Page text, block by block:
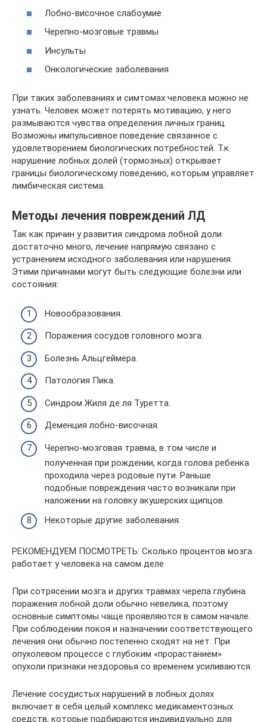
Лобно-височное слабоумие
Черепно-мозговые травмы
Инсульты
Онкологические заболевания
При таких заболеваниях и симтомах человека можно не
узнать. Человек может потерять мотивацию, у него
размываются чувства определения личных границ.
Возможны импульсивное поведение связанное с
удовлетворением биологических потребностей. Т.к.
нарушение лобных долей (тормозных) открывает
границы биологическому поведению, которым управляет
лимбическая система.
Методы лечения повреждений ЛД
Так как причин у развития синдрома лобной доли
достаточно много, лечение напрямую связано с
устранением исходного заболевания или нарушения.
Этими причинами могут быть следующие болезни или
состояния:
Новообразования.
Поражения сосудов головного мозга.
Болезнь Альцгеймера.
Патология Пика.
Синдром Жиля де ля Туретта.
Деменция лобно-височная.
Черепно-мозговая травма, в том числе и
полученная при рождении, когда голова ребенка
проходила через родовые пути. Раньше
подобные повреждения часто возникали при
наложении на головку акушерских щипцов.
Некоторые другие заболевания.
РЕКОМЕНДУЕМ ПОСМОТРЕТЬ: Сколько процентов мозга
работает у человека на самом деле
При сотрясении мозга и других травмах черепа глубина
поражения лобной доли обычно невелика, поэтому
основные симптомы чаще проявляются в самом начале.
При соблюдении покоя и назначении соответствующего
лечения они обычно постепенно сходят на нет. При
опухолевом процессе с глубоким «прорастанием»
опухоли признаки нездоровья со временем усиливаются.
Лечение сосудистых нарушений в лобных долях
включает в себя целый комплекс медикаментозных
средств, которые подбираются индивидуально для